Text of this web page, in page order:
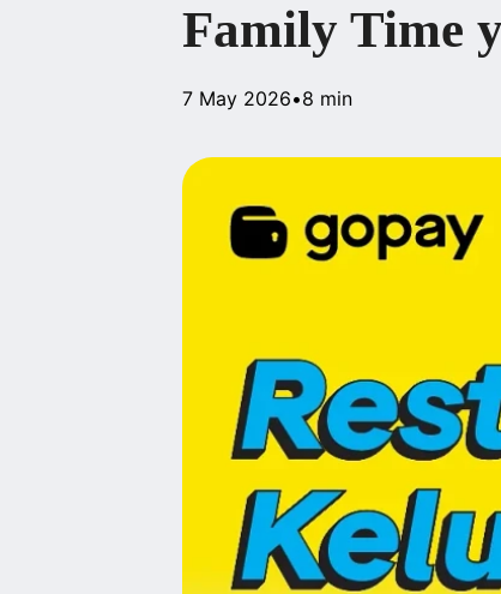
Family Time
7 May 2026•8 min